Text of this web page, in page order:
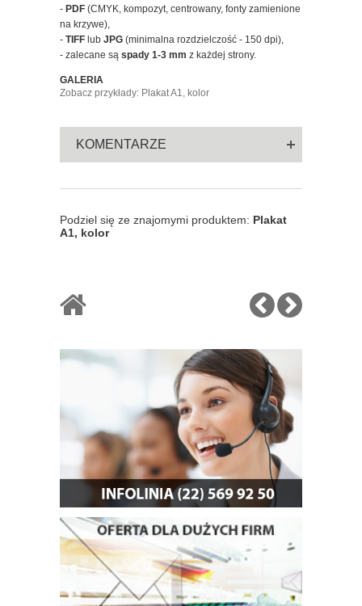
- PDF (CMYK, kompozyt, centrowany, fonty zamienione
na krzywe),
- TIFF lub JPG (minimalna rozdzielczość - 150 dpi),
- zalecane są spady 1-3 mm z każdej strony.
GALERIA
Zobacz przykłady: Plakat A1, kolor
KOMENTARZE
Podziel się ze znajomymi produktem: Plakat
A1, kolor